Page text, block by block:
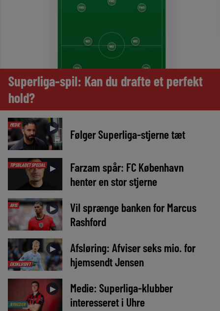
Superliga-spil: Kan du drafte et perfekt
hold?
MEDIE ► Følger Superliga-stjerne tæt
TIPSBLADET SPECIAL ►
Farzam spår: FC København
henter en stor stjerne
AVIS ►
Vil sprænge banken for Marcus
Rashford
EKSKLUSIVT
►
Afsløring: Afviser seks mio. for
hjemsendt Jensen
NYHEDER
►
Medie: Superliga-klubber
interesseret i Uhre